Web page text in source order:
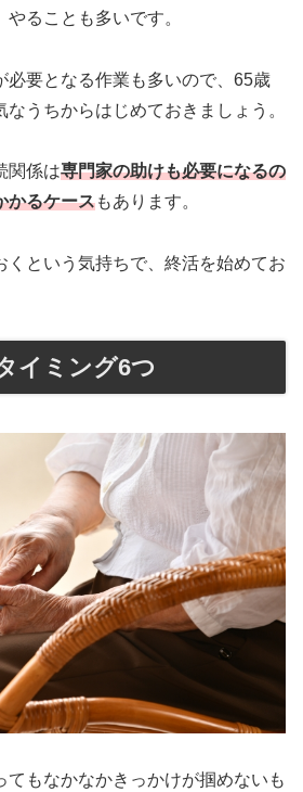
ることも多いです。
必要となる作業も多いので、65歳
うちからはじめておきましょう。
関係は専門家の助けも必要になるの
かるケースもあります。
くという気持ちで、終活を始めてお
イミング6つ
てもなかなかきっかけが掴めないも